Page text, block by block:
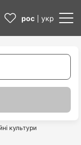
рос укр
культури